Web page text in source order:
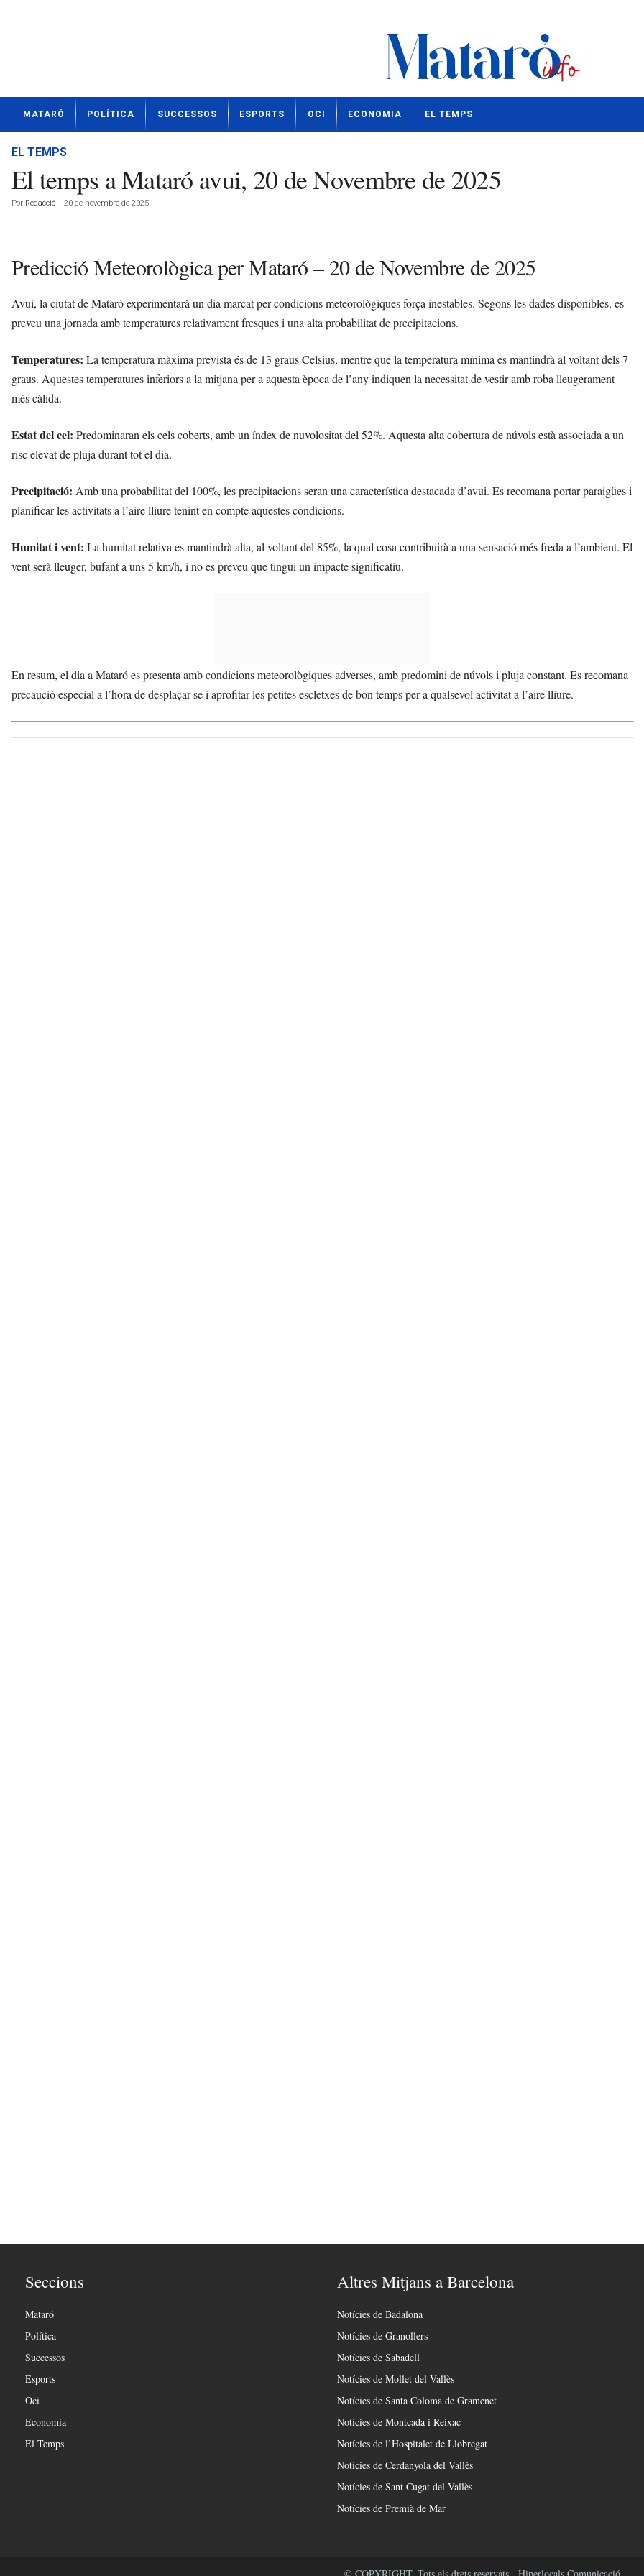
t
MATARÓ POLÍTICA SUCCESSOS ESPORTS OCI ECONOMIA EL TEMPS
EL TEMPS
El temps a Mataró avui, 20 de Novembre de 2025
Por Redacció - 20 de novembre de 2025
Predicció Meteorològica per Mataró – 20 de Novembre de 2025
Avui, la ciutat de Mataró experimentarà un dia marcat per condicions meteorològiques força inestables. Segons les dades disponibles, es
preveu una jornada amb temperatures relativament fresques i una alta probabilitat de precipitacions.
Temperatures: La temperatura màxima prevista és de 13 graus Celsius, mentre que la temperatura mínima es mantindrà al voltant dels 7
graus. Aquestes temperatures inferiors a la mitjana per a aquesta època de l’any indiquen la necessitat de vestir amb roba lleugerament
més càlida.
Estat del cel: Predominaran els cels coberts, amb un índex de nuvolositat del 52%. Aquesta alta cobertura de núvols està associada a un
risc elevat de pluja durant tot el dia.
Precipitació: Amb una probabilitat del 100%, les precipitacions seran una característica destacada d’avui. Es recomana portar paraigües i
planificar les activitats a l’aire lliure tenint en compte aquestes condicions.
Humitat i vent: La humitat relativa es mantindrà alta, al voltant del 85%, la qual cosa contribuirà a una sensació més freda a l’ambient. El
vent serà lleuger, bufant a uns 5 km/h, i no es preveu que tingui un impacte significatiu.
En resum, el dia a Mataró es presenta amb condicions meteorològiques adverses, amb predomini de núvols i pluja constant. Es recomana
precaució especial a l’hora de desplaçar-se i aprofitar les petites escletxes de bon temps per a qualsevol activitat a l’aire lliure.
Seccions
Mataró
Política
Successos
Esports
Oci
Economia
El Temps
Altres Mitjans a Barcelona
Notícies de Badalona
Notícies de Granollers
Notícies de Sabadell
Notícies de Mollet del Vallès
Notícies de Santa Coloma de Gramenet
Notícies de Montcada i Reixac
Notícies de l’Hospitalet de Llobregat
Notícies de Cerdanyola del Vallès
Notícies de Sant Cugat del Vallès
Notícies de Premià de Mar